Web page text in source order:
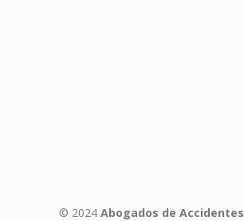
© 2024 Abogados de